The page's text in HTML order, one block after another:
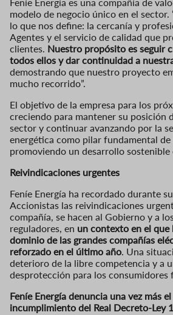
modelo de negocio único en el
lo que nos define: la cercanía y
Agentes y el servicio de calidad que
clientes. Nuestro propósito es seguir
todos ellos y dar continuidad a
demostrando que nuestro proyecto
mucho recorrido”.
El objetivo de la empresa para los
creciendo para mantener su posición
sector y continuar avanzando por la
energética como pilar fundamental de
promoviendo un desarrollo sostenible
Reivindicaciones urgentes
Feníe Energía ha recordado durante
Accionistas las reivindicaciones
compañía, se hacen al Gobierno y a
reguladores, en un contexto en el que
dominio de las grandes compañías
reforzado en el último año . Una
deterioro de la libre competencia y a
desprotección para los consumidores
Feníe Energía denuncia una vez más
incumplimiento del Real Decreto-Ley